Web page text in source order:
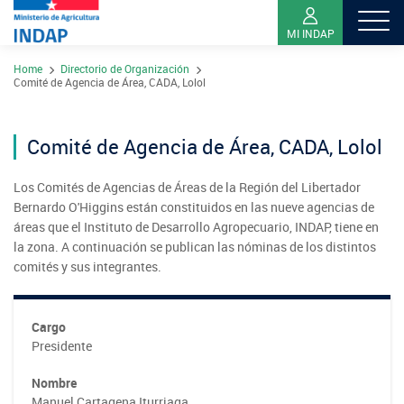
MI INDAP
Contacto
Ley del Lobby
Sistema de Integridad
Sobre INDAP
¿Qué es INDAP?
Sea usuario INDAP
Gestión y Presupuesto
Nuestros Programas
Programa Desarrollo Territorial Indígena
Acciones INDAP
Sitios Regionales
Arica y Parinacota
Home
Directorio de Organización
Comité de Agencia de Área, CADA, Lolol
Comité de Agencia de Área, CADA, Lolol
Los Comités de Agencias de Áreas de la Región del Libertador
Bernardo O'Higgins están constituidos en las nueve agencias de
áreas que el Instituto de Desarrollo Agropecuario, INDAP, tiene en
la zona. A continuación se publican las nóminas de los distintos
comités y sus integrantes.
Cargo
Presidente
Nombre